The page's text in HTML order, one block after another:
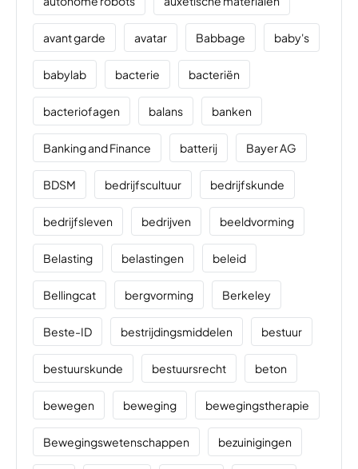
avant garde avatar Babbage baby's
babylab bacterie bacteriën
bacteriofagen balans banken
Banking and Finance batterij Bayer AG
BDSM bedrijfscultuur bedrijfskunde
bedrijfsleven bedrijven beeldvorming
Belasting belastingen beleid
Bellingcat bergvorming Berkeley
Beste-ID bestrijdingsmiddelen bestuur
bestuurskunde bestuursrecht beton
bewegen beweging bewegingstherapie
Bewegingswetenschappen bezuinigingen